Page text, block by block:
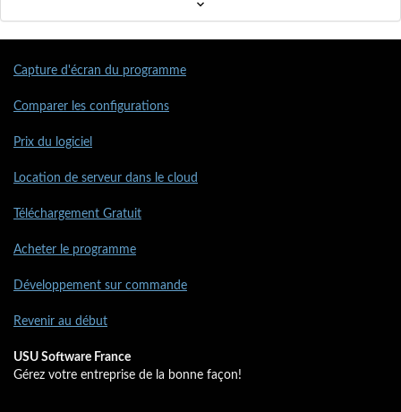
Capture d'écran du programme
Comparer les configurations
Prix du logiciel
Location de serveur dans le cloud
Téléchargement Gratuit
Acheter le programme
Développement sur commande
Revenir au début
USU Software France
Gérez votre entreprise de la bonne façon!